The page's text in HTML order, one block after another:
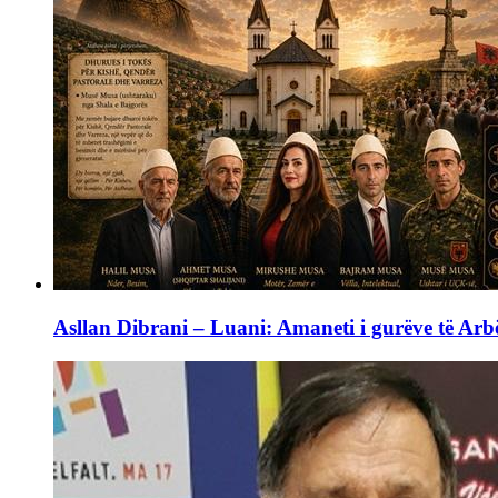
Asllan Dibrani – Luani: Amaneti i gurëve të